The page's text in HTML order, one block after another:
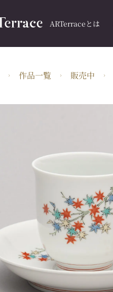
ARTerraceとは
作品一覧 販売中